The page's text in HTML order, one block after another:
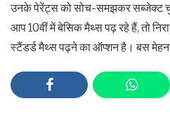
उनके पेरेंट्स को सोच-समझकर सब्जेक्ट
आप 10वीं में बेसिक मैथ्स पढ़ रहे हैं, तो
स्टैंडर्ड मैथ्स पढ़ने का ऑप्शन है। बस